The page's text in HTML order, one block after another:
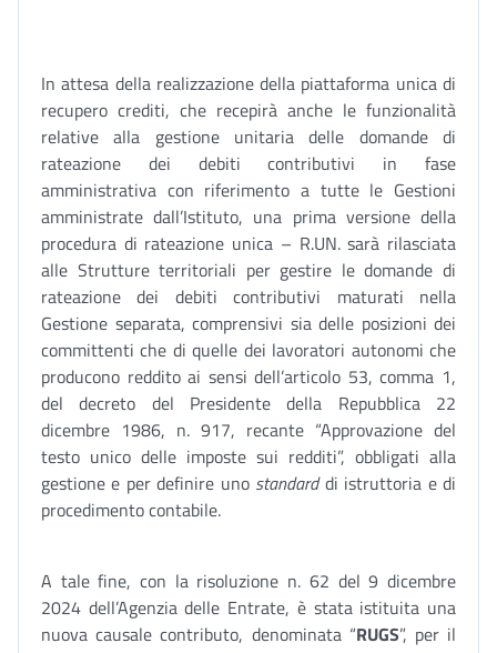
In attesa della realizzazione della piattaforma unica di
recupero crediti, che recepirà anche le funzionalità
relative alla gestione unitaria delle domande di
rateazione dei debiti contributivi in fase
amministrativa con riferimento a tutte le Gestioni
amministrate dall’Istituto, una prima versione della
procedura di rateazione unica – R.UN. sarà rilasciata
alle Strutture territoriali per gestire le domande di
rateazione dei debiti contributivi maturati nella
Gestione separata, comprensivi sia delle posizioni dei
committenti che di quelle dei lavoratori autonomi che
producono reddito ai sensi dell’articolo 53, comma 1,
del decreto del Presidente della Repubblica 22
dicembre 1986, n. 917, recante “Approvazione del
testo unico delle imposte sui redditi”, obbligati alla
gestione e per definire uno standarddi istruttoria e di
procedimento contabile.
A tale fine, con la risoluzione n. 62 del 9 dicembre
2024 dell’Agenzia delle Entrate, è stata istituita una
nuova causale contributo, denominata “RUGS”, per il